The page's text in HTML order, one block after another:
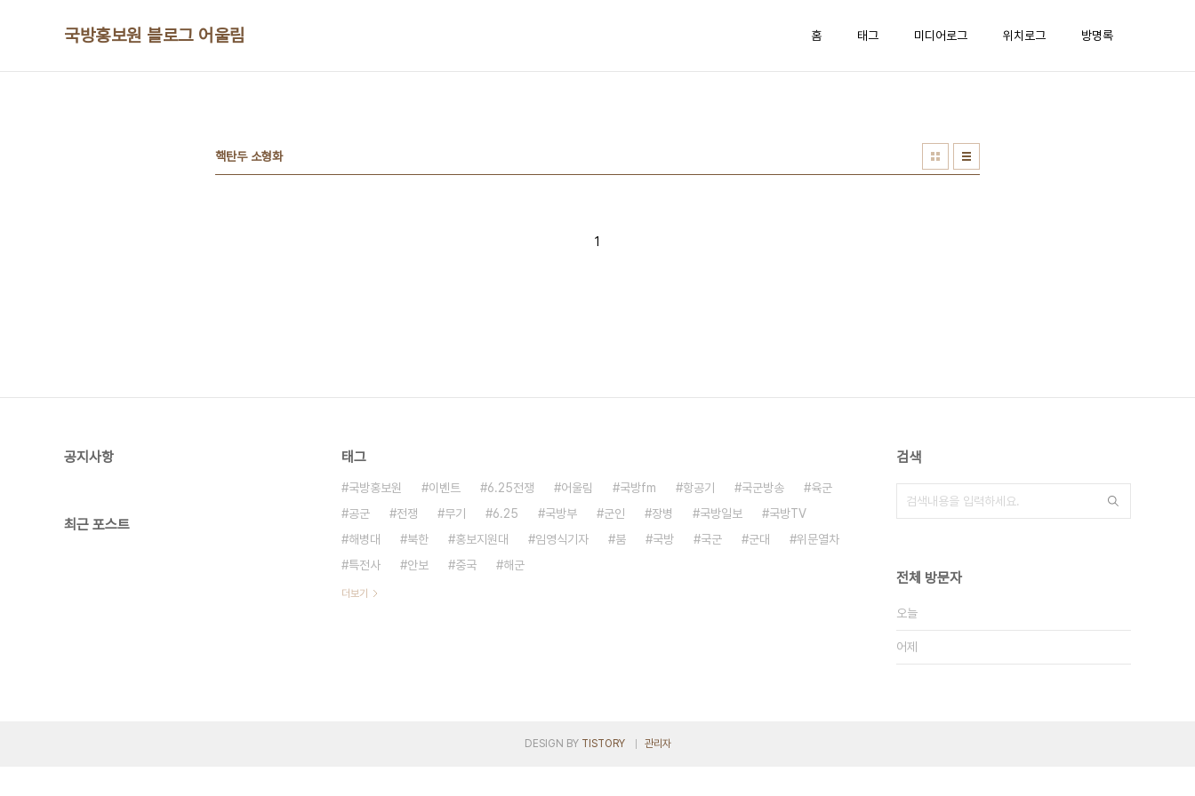
국방홍보원 블로그 어울림 홈 태그 미디어로그 위치로그 방명록
핵탄두 소형화
1
공지사항
최근 포스트
태그
국방홍보원 이벤트 6.25전쟁 어울림 국방fm 항공기 국군방송
육군
공군
전쟁 무기 6.25 국방부 군인 장병 국방일보
국방TV
해병대
북한 홍보지원대 임영식기자 붐 국방 국군 군대
위문열차
특전사
안보 중국 해군
더보기
검색
전체 방문자
오늘
어제
DESIGN BY TISTORY 관리자